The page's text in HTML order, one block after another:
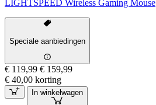
LIGHTSPEED Wireless Gaming Mouse
Speciale aanbiedingen
€ 119,99 € 159,99
€ 40,00 korting
In winkelwagen